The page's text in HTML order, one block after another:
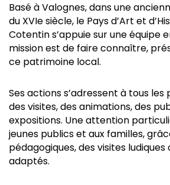
Basé à Valognes, dans une
du XVIe siècle, le Pays d’Art et
Cotentin s’appuie sur une équipe
mission est de faire connaître,
ce patrimoine local.
Ses actions s’adressent à tous
des visites, des animations, des
expositions. Une attention
jeunes publics et aux familles,
pédagogiques, des visites
adaptés.